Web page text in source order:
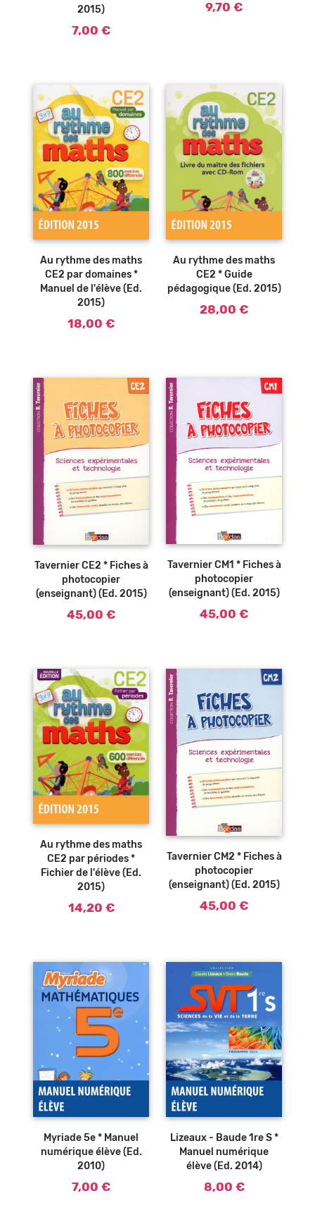
2015)
7,00 €
9,70 €
Ajouter au
Au rythme des maths
CE2 par domaines *
Manuel de l'élève (Ed.
2015)
18,00 €
Ajouter au
Au rythme des maths
CE2 * Guide
pédagogique (Ed. 2015)
28,00 €
Ajouter au
Tavernier CE2 * Fiches à
photocopier
(enseignant) (Ed. 2015)
45,00 €
Ajouter au
Tavernier CM1 * Fiches à
photocopier
(enseignant) (Ed. 2015)
45,00 €
Au rythme des maths
CE2 par périodes *
Fichier de l'élève (Ed.
2015)
14,20 €
Ajouter au
Tavernier CM2 * Fiches à
photocopier
(enseignant) (Ed. 2015)
45,00 €
Myriade 5e * Manuel
numérique élève (Ed.
2010)
7,00 €
Lizeaux - Baude 1re S *
Manuel numérique
élève (Ed. 2014)
8,00 €